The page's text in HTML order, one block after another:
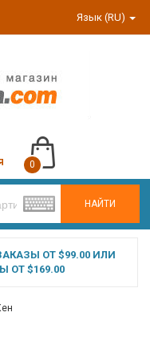
Язык (RU)
НАЙТИ
0
ОТ $99.00 ИЛИ
ОТ $169.00